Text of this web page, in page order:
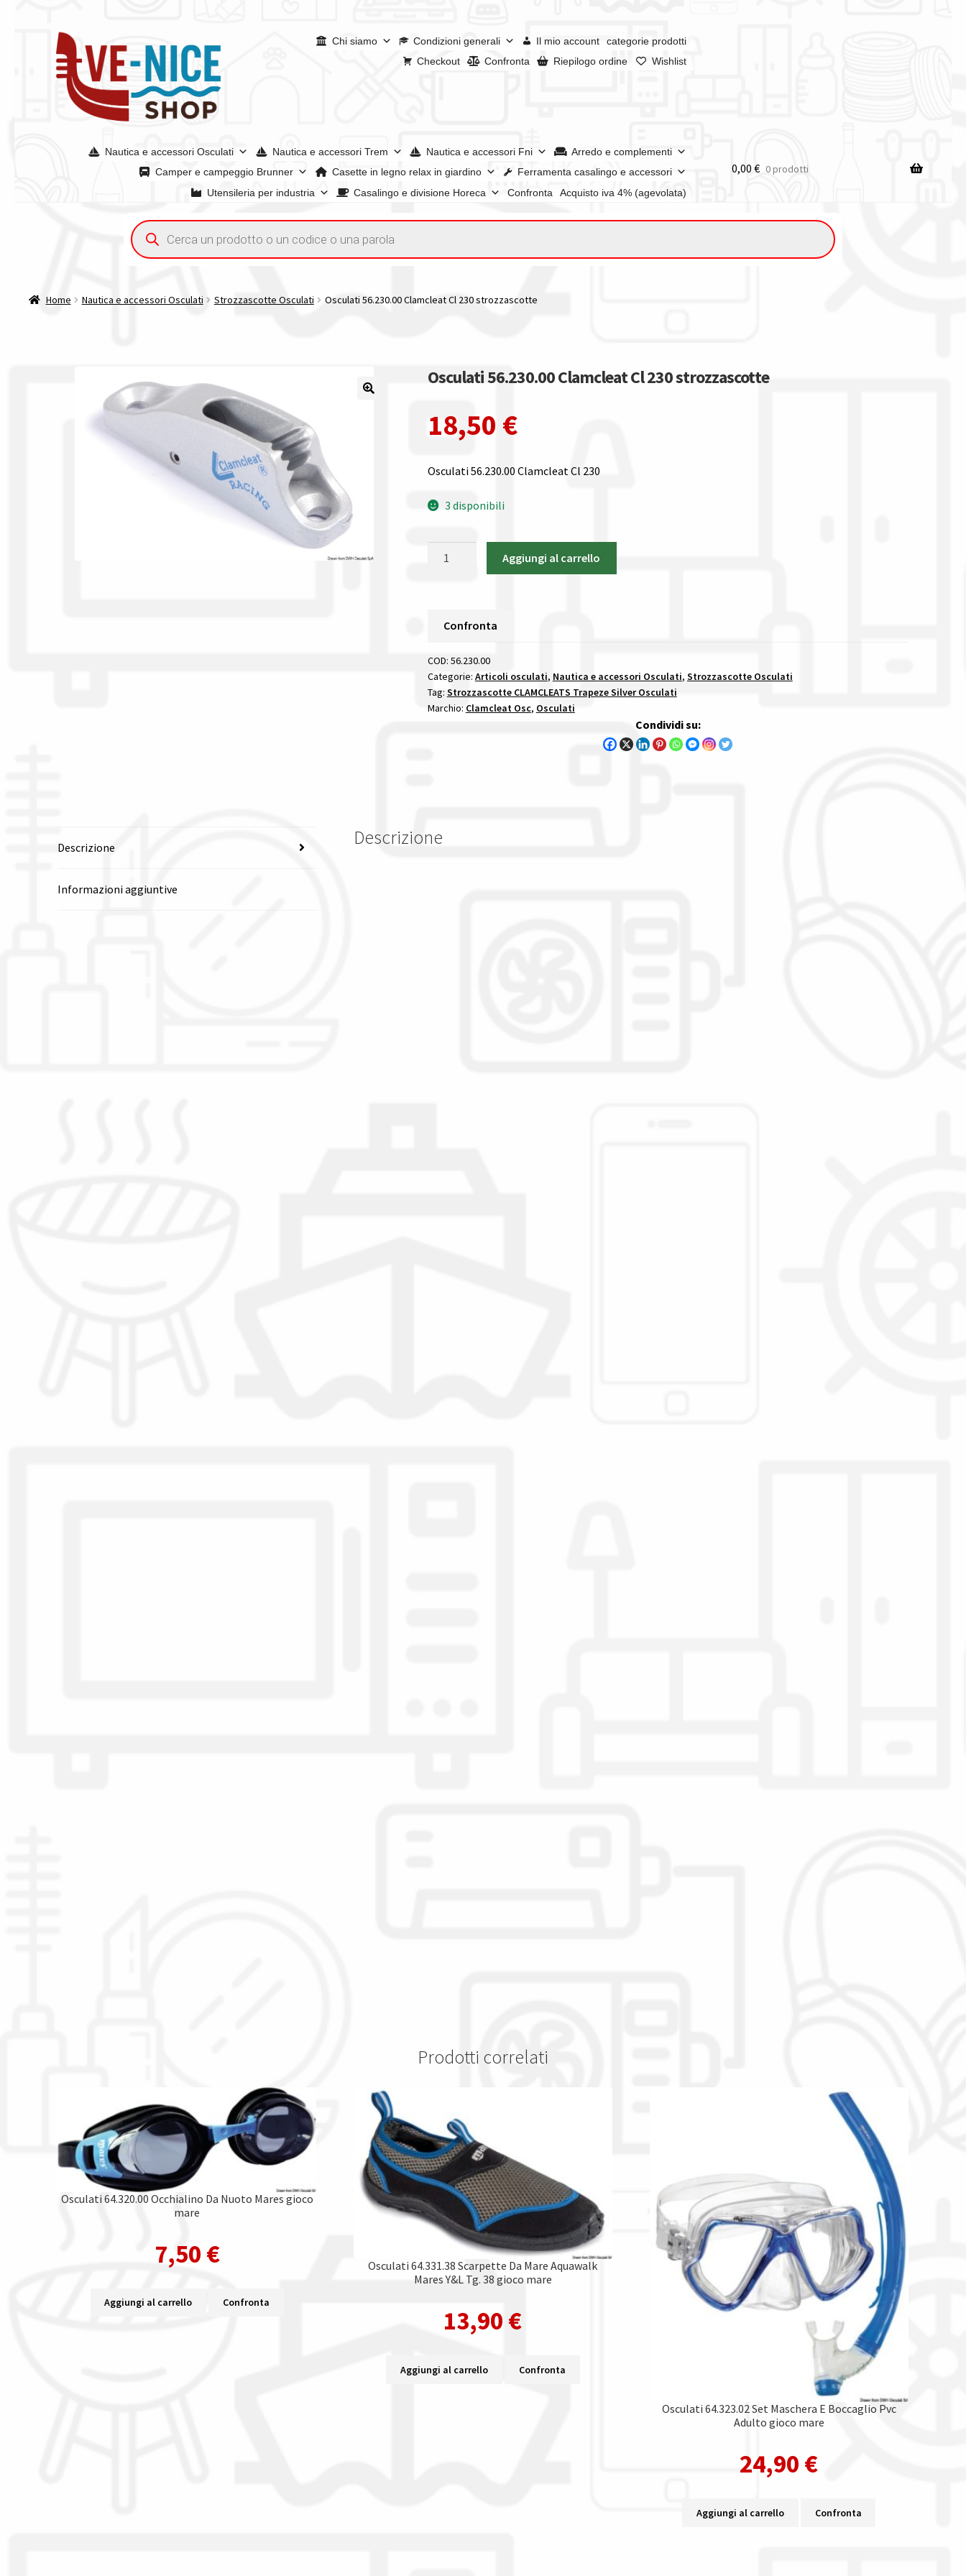
alla
navigazione
contenuto
Chi siamo Condizioni generali Il mio account
categorie prodotti
Checkout
Confronta Riepilogo ordine Wishlist
Nautica e accessori Osculati Nautica e accessori Trem Nautica e accessori Fni
Arredo e complementi
Camper e campeggio Brunner
Casette in legno relax in giardino
Ferramenta casalingo e accessori
Utensileria per industria
Casalingo e divisione Horeca Confronta Acquisto iva 4% (agevolata)
Acquisto iva 4% (agevolata)Chi siamoCondizioni generaliConfrontaConfrontaI nostri negoziRiepilogo ordine
Spedizioni in europaSpedizioni in italiaTutte le categorie dei prodottiWishlistCheckoutIl mio account
0,00 € 0 prodotti
Ricerca
prodotti
Home Nautica e accessori Osculati Strozzascotte Osculati Osculati 56.230.00 Clamcleat Cl 230 strozzascotte
Osculati 56.230.00 Clamcleat Cl 230 strozzascotte
18,50 €
Osculati 56.230.00 Clamcleat Cl 230
3 disponibili
quantità
Aggiungi al carrello
Confronta
COD: 56.230.00
Categorie: Articoli osculati, Nautica e accessori Osculati, Strozzascotte Osculati
Tag: Strozzascotte CLAMCLEATS Trapeze Silver Osculati
Marchio: Clamcleat Osc, Osculati
Condividi su:
Descrizione
Informazioni aggiuntive
Descrizione
Prodotti correlati
Osculati 64.320.00 Occhialino Da Nuoto Mares gioco
mare
7,50 €
Aggiungi al carrello Confronta
Osculati 64.331.38 Scarpette Da Mare Aquawalk
Mares Y&L Tg. 38 gioco mare
13,90 €
Aggiungi al carrello Confronta
Osculati 64.323.02 Set Maschera E Boccaglio Pvc
Adulto gioco mare
24,90 €
Aggiungi al carrello Confronta